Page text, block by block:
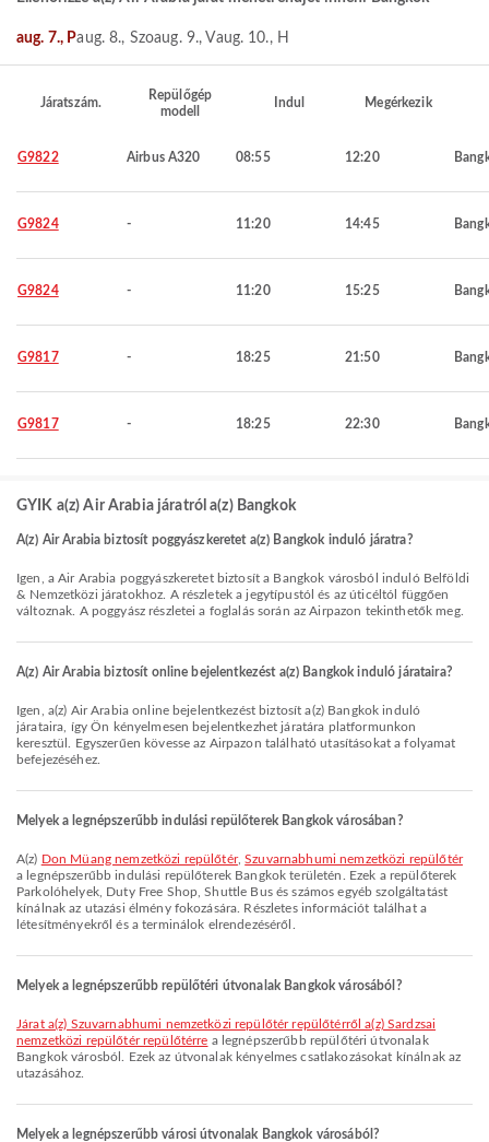
aug. 7., Paug. 8., Szoaug. 9., Vaug. 10., H
Járatszám.
Repülőgép
modell
Indul Megérkezik
G9822 Airbus A320 08:55 12:20
G9824 - 11:20 14:45
G9824 - 11:20 15:25
G9817 - 18:25 21:50
G9817 - 18:25 22:30
GYIK a(z) Air Arabia járatról a(z) Bangkok
A(z) Air Arabia biztosít poggyászkeretet a(z) Bangkok induló járatra?
Igen, a Air Arabia poggyászkeretet biztosít a Bangkok városból induló Belföldi
& Nemzetközi járatokhoz. A részletek a jegytípustól és az úticéltól függően
változnak. A poggyász részletei a foglalás során az Airpazon tekinthetők meg.
A(z) Air Arabia biztosít online bejelentkezést a(z) Bangkok induló járataira?
Igen, a(z) Air Arabia online bejelentkezést biztosít a(z) Bangkok induló
járataira, így Ön kényelmesen bejelentkezhet járatára platformunkon
keresztül. Egyszerűen kövesse az Airpazon található utasításokat a folyamat
befejezéséhez.
Melyek a legnépszerűbb indulási repülőterek Bangkok városában?
A(z) Don Müang nemzetközi repülőtér,Szuvarnabhumi nemzetközi repülőtér
a legnépszerűbb indulási repülőterek Bangkok területén. Ezek a repülőterek
Parkolóhelyek, Duty Free Shop, Shuttle Bus és számos egyéb szolgáltatást
kínálnak az utazási élmény fokozására. Részletes információt találhat a
létesítményekről és a terminálok elrendezéséről.
Melyek a legnépszerűbb repülőtéri útvonalak Bangkok városából?
járat a(z) Szuvarnabhumi nemzetközi repülőtér repülőtérről a(z) Sardzsai
nemzetközi repülőtér repülőtérre a legnépszerűbb repülőtéri útvonalak
Bangkok városból. Ezek az útvonalak kényelmes csatlakozásokat kínálnak az
utazásához.
Melyek a legnépszerűbb városi útvonalak Bangkok városából?